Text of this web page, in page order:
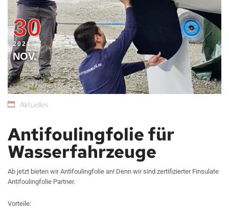
30
2021
NOV.
Aktuelles
Antifoulingfolie für
Wasserfahrzeuge
Ab jetzt bieten wir Antifoulingfolie an! Denn wir sind zertifizierter Finsulate
Antifoulingfolie Partner.
Vorteile: